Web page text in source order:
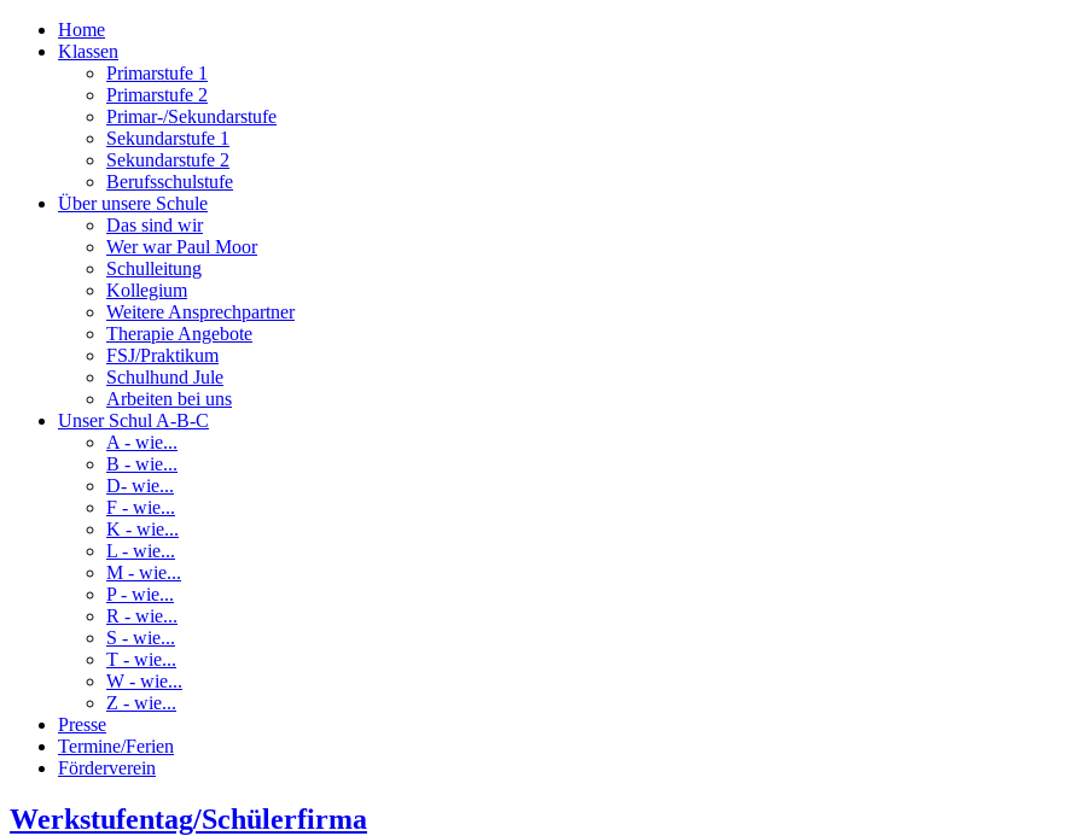
Home
Klassen
Primarstufe 1
Primarstufe 2
Primar-/Sekundarstufe
Sekundarstufe 1
Sekundarstufe 2
Berufsschulstufe
Über unsere Schule
Das sind wir
Wer war Paul Moor
Schulleitung
Kollegium
Weitere Ansprechpartner
Therapie Angebote
FSJ/Praktikum
Schulhund Jule
Arbeiten bei uns
Unser Schul A-B-C
A - wie...
B - wie...
D- wie...
F - wie...
K - wie...
L - wie...
M - wie...
P - wie...
R - wie...
S - wie...
T - wie...
W - wie...
Z - wie...
Presse
Termine/Ferien
Förderverein
Werkstufentag/Schülerfirma